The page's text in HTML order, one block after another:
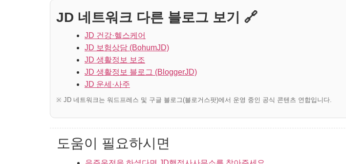
JD 네트워크 다른 블로그 보기 🔗
JD 건강·헬스케어
JD 보험상담 (BohumJD)
JD 생활정보 보조
JD 생활정보 블로그 (BloggerJD)
JD 운세·사주
※ JD 네트워크는 워드프레스 및 구글 블로그(블로거스팟)에서 운영 중인 공식 콘텐츠 연합입니다.
도움이 필요하시면